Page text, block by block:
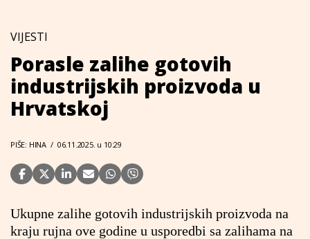
VIJESTI
Porasle zalihe gotovih
industrijskih proizvoda u
Hrvatskoj
PIŠE: HINA / 06.11.2025. u 10:29
Ukupne zalihe gotovih industrijskih proizvoda na
kraju rujna ove godine u usporedbi sa zalihama na